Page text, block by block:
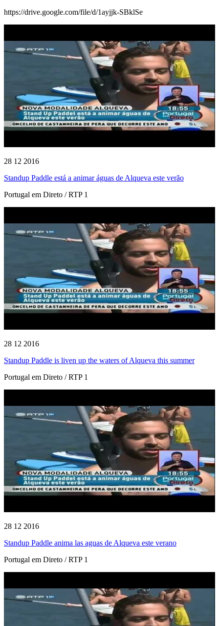
https://drive.google.com/file/d/1ayjjk-SBklSe
28 12 2016
Standup Paddle está a animar águas de Alqueva este verão
Portugal em Direto / RTP 1
28 12 2016
Standup Paddle is liven up the waters of Alqueva this summer
Portugal em Direto / RTP 1
28 12 2016
Standup Paddle anima las aguas de Alqueva este verano
Portugal em Direto / RTP 1